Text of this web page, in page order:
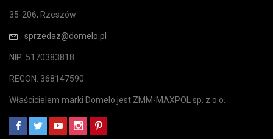
35-206, Rzeszów
sprzedaz@domelo.pl
NIP: 5170383818
REGON: 368147590
Właścicielem marki Domelo jest ZMM-MAXPOL sp. z o.o.